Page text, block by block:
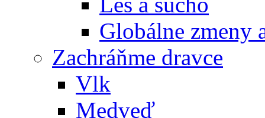
Globálne zmeny
Zachráňme dravce
Vlk
Medveď